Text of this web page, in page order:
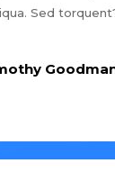
Sed